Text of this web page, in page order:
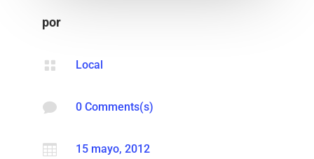
por
 Local
 0 Comments(s)
 15 mayo, 2012